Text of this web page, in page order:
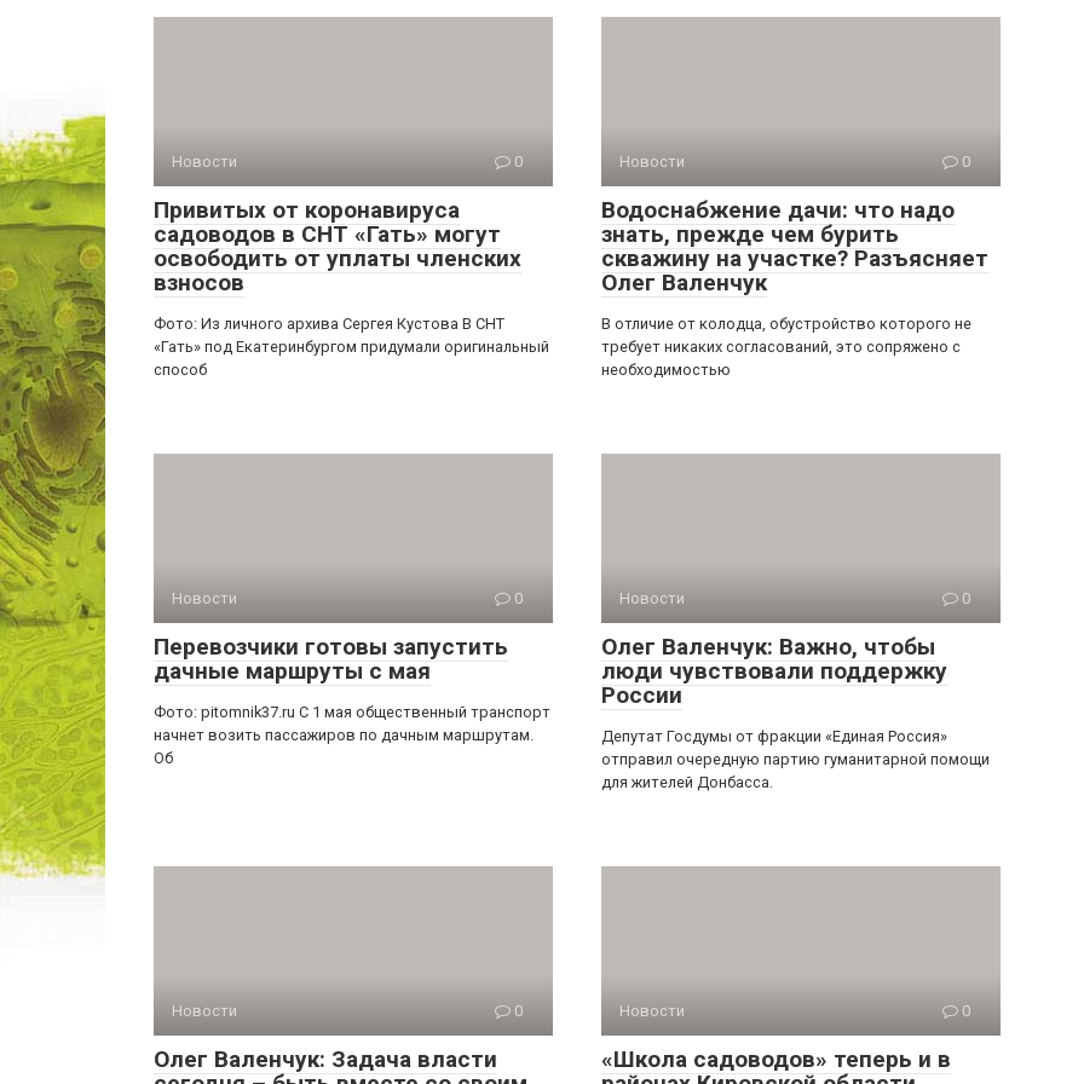
Новости 0
Привитых от коронавируса
садоводов в СНТ «Гать» могут
освободить от уплаты членских
взносов
Фото: Из личного архива Сергея Кустова В СНТ
«Гать» под Екатеринбургом придумали оригинальный
способ
Новости 0
Водоснабжение дачи: что надо
знать, прежде чем бурить
скважину на участке? Разъясняет
Олег Валенчук
В отличие от колодца, обустройство которого не
требует никаких согласований, это сопряжено с
необходимостью
Новости 0
Перевозчики готовы запустить
дачные маршруты с мая
Фото: pitomnik37.ru С 1 мая общественный транспорт
начнет возить пассажиров по дачным маршрутам.
Об
Новости 0
Олег Валенчук: Важно, чтобы
люди чувствовали поддержку
России
Депутат Госдумы от фракции «Единая Россия»
отправил очередную партию гуманитарной помощи
для жителей Донбасса.
Новости 0
Олег Валенчук: Задача власти
Новости 0
«Школа садоводов» теперь и в